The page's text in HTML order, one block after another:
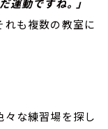
運動ですね。」
れも複数の教室に
々な練習場を探し